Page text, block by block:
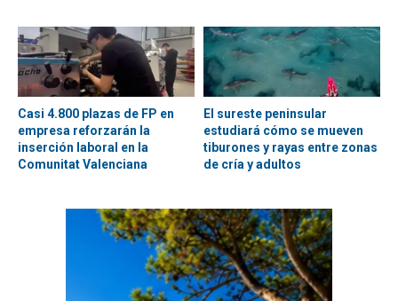
Casi 4.800 plazas de FP en
empresa reforzarán la
inserción laboral en la
Comunitat Valenciana
El sureste peninsular
estudiará cómo se mueven
tiburones y rayas entre zonas
de cría y adultos